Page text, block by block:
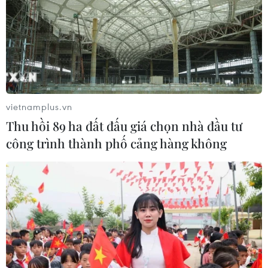
TotalEnergies thâu tóm một phần
mảng năng lượng tái tạo của Shell
03/08/2026 10:33
CƠ QUAN CHỦ QUẢN: THÔNG TẤN XÃ VIỆT NAM
Tổng Biên tập: TRẦN TIẾN DUẨN
Phó Tổng Biên tập: NGUYỄN THỊ TÁM, KHÚC THANH
THỦY
vietnamplus.vn
Thu hồi 89 ha đất đấu giá chọn nhà đầu tư
công trình thành phố cảng hàng không